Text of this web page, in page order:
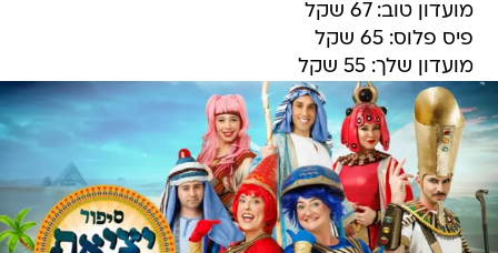
מועדון טוב: 67 שקל
פיס פלוס: 65 שקל
מועדון שלך: 55 שקל